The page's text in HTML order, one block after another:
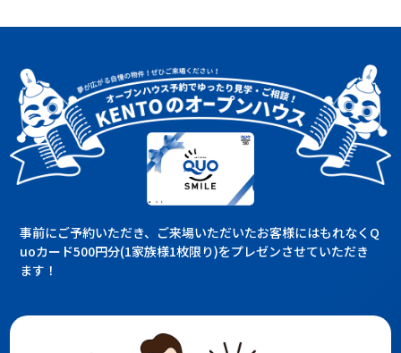
事前にご予約いただき、ご来場いただいたお客様にはもれなくQ
uoカード500円分(1家族様1枚限り)をプレゼンさせていただき
ます！